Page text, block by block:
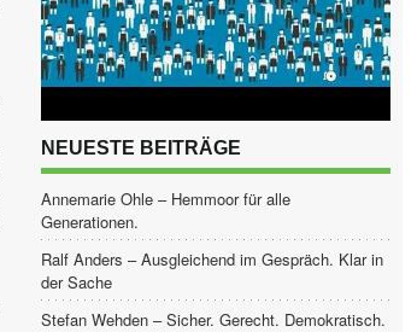
NEUESTE BEITRÄGE
Annemarie Ohle – Hemmoor für alle
Generationen.
Ralf Anders – Ausgleichend im Gespräch. Klar in
der Sache
Stefan Wehden – Sicher. Gerecht. Demokratisch.